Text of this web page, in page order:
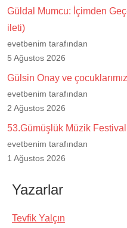
Güldal Mumcu: İçimden
ileti)
evetbenim tarafından
5 Ağustos 2026
Gülsin Onay ve
evetbenim tarafından
2 Ağustos 2026
53.Gümüşlük Müzik
evetbenim tarafından
1 Ağustos 2026
Yazarlar
Tevfik Yalçın